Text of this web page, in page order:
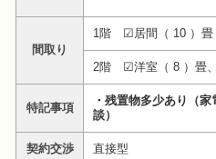
間取り
1階 ☑居間（ 10 ）
2階 ☑洋室（ 8 ）畳
特記事項
・残置物多少あり（
談）
契約交渉 直接型